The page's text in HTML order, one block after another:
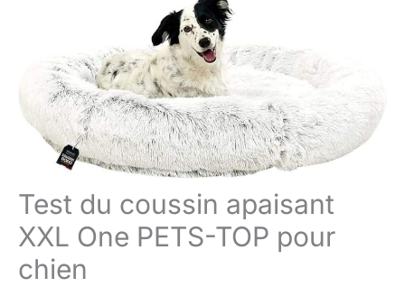
Test du coussin apaisant
XXL One PETS-TOP pour
chien